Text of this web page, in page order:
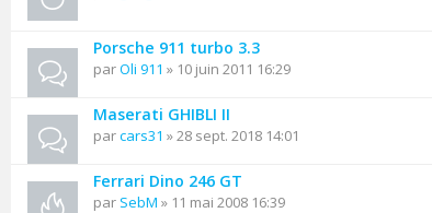
Porsche 911 turbo 3.3
parOli 911 » 10 juin 2011 16:29
Maserati GHIBLI II
parcars31 » 28 sept. 2018 14:01
Ferrari Dino 246 GT
par SebM » 11 mai 2008 16:39